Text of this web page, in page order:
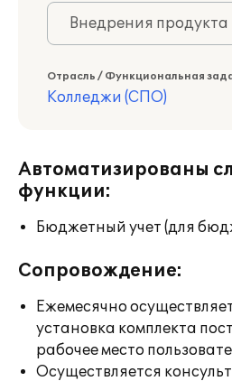
Внедрения
Отрасль / Функциональная
Колледжи (СПО)
Автоматизированы
функции:
Бюджетный учет (для
Сопровождение:
Ежемесячно
установка комплекта
рабочее место
Осуществляется